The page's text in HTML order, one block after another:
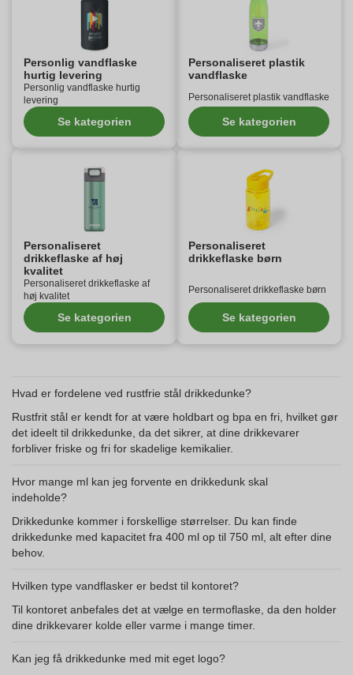
Personlig vandflaske
hurtig levering
Personlig vandflaske hurtig
levering
Se kategorien
Personaliseret plastik
vandflaske
Personaliseret plastik vandflaske
Se kategorien
Personaliseret
drikkeflaske af høj
kvalitet
Personaliseret drikkeflaske af
høj kvalitet
Se kategorien
Personaliseret
drikkeflaske børn
Personaliseret drikkeflaske børn
Se kategorien
Hvad er fordelene ved rustfrie stål drikkedunke?
Rustfrit stål er kendt for at være holdbart og bpa en fri, hvilket gør
det ideelt til drikkedunke, da det sikrer, at dine drikkevarer
forbliver friske og fri for skadelige kemikalier.
Hvor mange ml kan jeg forvente en drikkedunk skal
indeholde?
Drikkedunke kommer i forskellige størrelser. Du kan finde
drikkedunke med kapacitet fra 400 ml op til 750 ml, alt efter dine
behov.
Hvilken type vandflasker er bedst til kontoret?
Til kontoret anbefales det at vælge en termoflaske, da den holder
dine drikkevarer kolde eller varme i mange timer.
Kan jeg få drikkedunke med mit eget logo?